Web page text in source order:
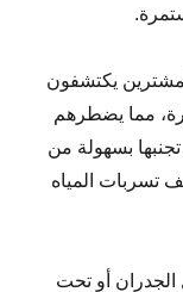
يكتشفون
مما يضطرهم
بسهولة من
المياه
أو تحت